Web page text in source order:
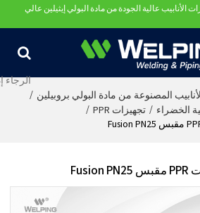
الأنابيب عالية الجودة من مادة البولي إيثيلين عالي
المصنوعة من مادة البولي بروبيلين /
الخضراء / تجهيزات PPR
/